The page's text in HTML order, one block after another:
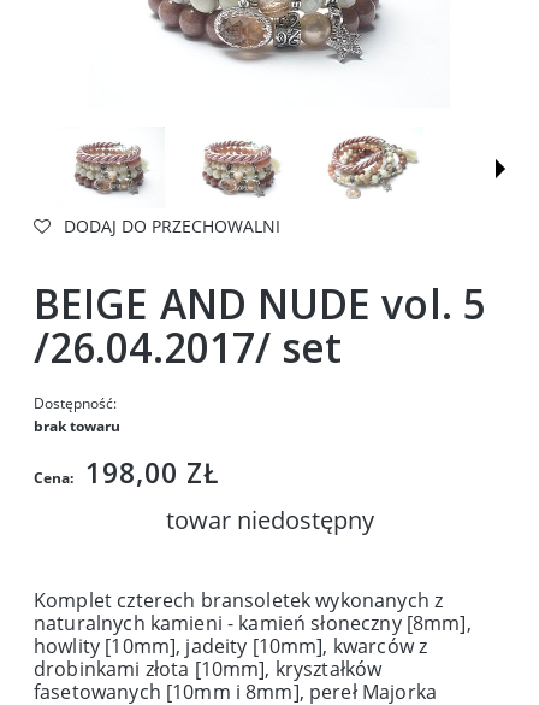
DODAJ DO PRZECHOWALNI
BEIGE AND NUDE vol. 5
/26.04.2017/ set
Dostępność:
brak towaru
Cena: 198,00 ZŁ
towar niedostępny
Komplet czterech bransoletek wykonanych z
naturalnych kamieni - kamień słoneczny [8mm],
howlity [10mm], jadeity [10mm], kwarców z
drobinkami złota [10mm], kryształków
fasetowanych [10mm i 8mm], pereł Majorka